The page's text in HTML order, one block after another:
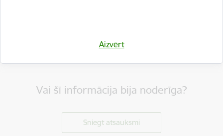
Aizvērt
Vai šī informācija bija noderīga?
Sniegt atsauksmi